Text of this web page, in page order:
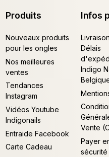
Produits
Nouveaux produits
pour les ongles
Nos meilleures
ventes
Tendances
Instagram
Vidéos Youtube
Indigonails
Entraide Facebook
Carte Cadeau
Infos
Délais
Indigo
Vente
Payer
sécurité